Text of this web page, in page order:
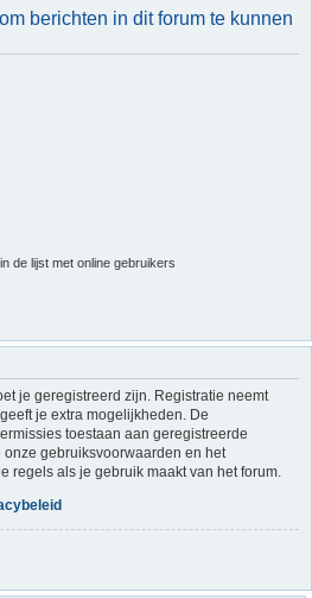
berichten in dit forum te kunnen
de lijst met online gebruikers
je geregistreerd zijn. Registratie neemt
je extra mogelijkheden. De
toestaan aan geregistreerde
gebruiksvoorwaarden en het
regels als je gebruik maakt van het forum.